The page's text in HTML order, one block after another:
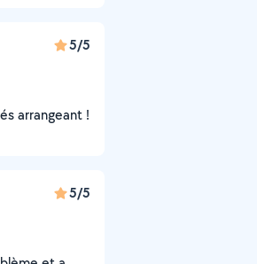
5/5
arrangeant !
5/5